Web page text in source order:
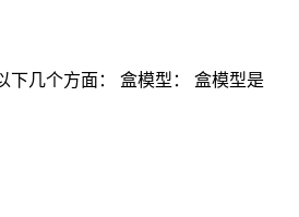
下几个方面： 盒模型： 盒模型是